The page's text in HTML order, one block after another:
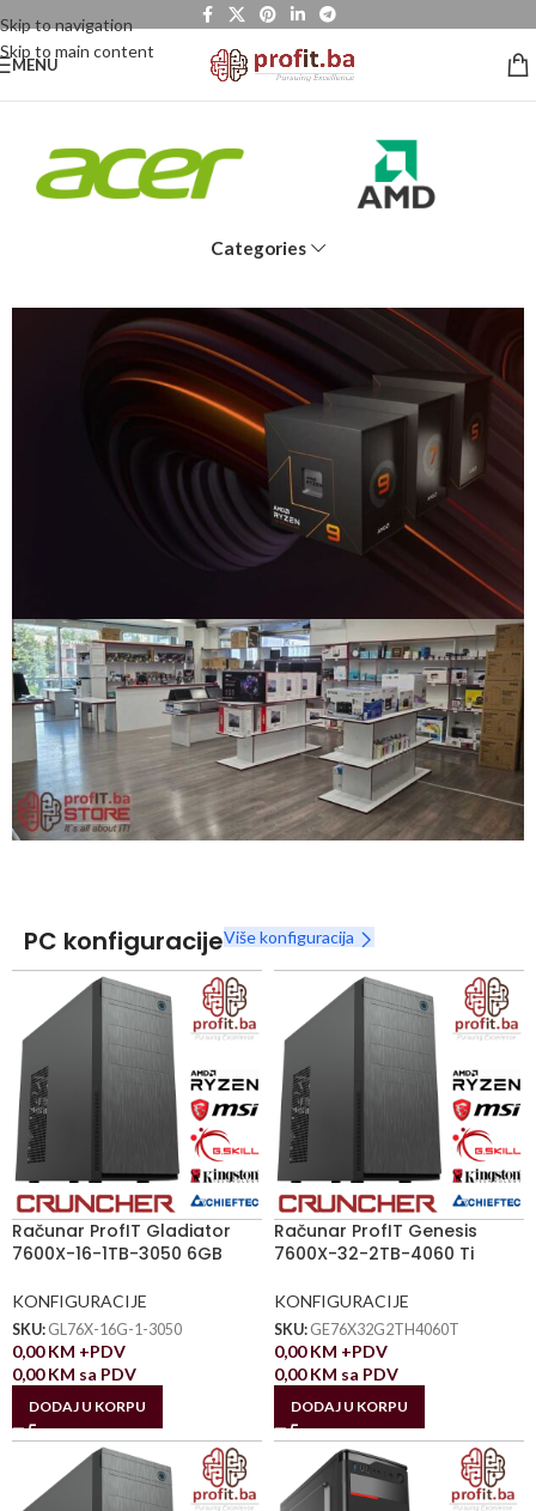
Skip to navigation
Skip to main content
MENU
Categories
Snaga radnih stanica nikada nije bila povoljnija
Nova Ryzen 7000 serija
Naruči
PC konfiguracijeViše konfiguracija
Računar ProfIT Gladiator
7600X-16-1TB-3050 6GB
KONFIGURACIJE
SKU: GL76X-16G-1-3050
0,00KM +PDV
0,00KM sa PDV
DODAJ U KORPU
Računar ProfIT Genesis
7600X-32-2TB-4060 Ti
KONFIGURACIJE
SKU: GE76X32G2TH4060T
0,00KM +PDV
0,00KM sa PDV
DODAJ U KORPU